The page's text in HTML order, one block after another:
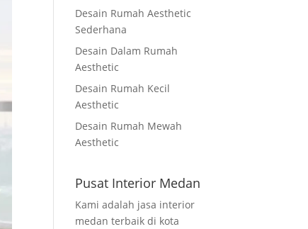
Desain Rumah Aesthetic
Sederhana
Desain Dalam Rumah
Aesthetic
Desain Rumah Kecil
Aesthetic
Desain Rumah Mewah
Aesthetic
Pusat Interior Medan
Kami adalah jasa interior
medan terbaik di kota